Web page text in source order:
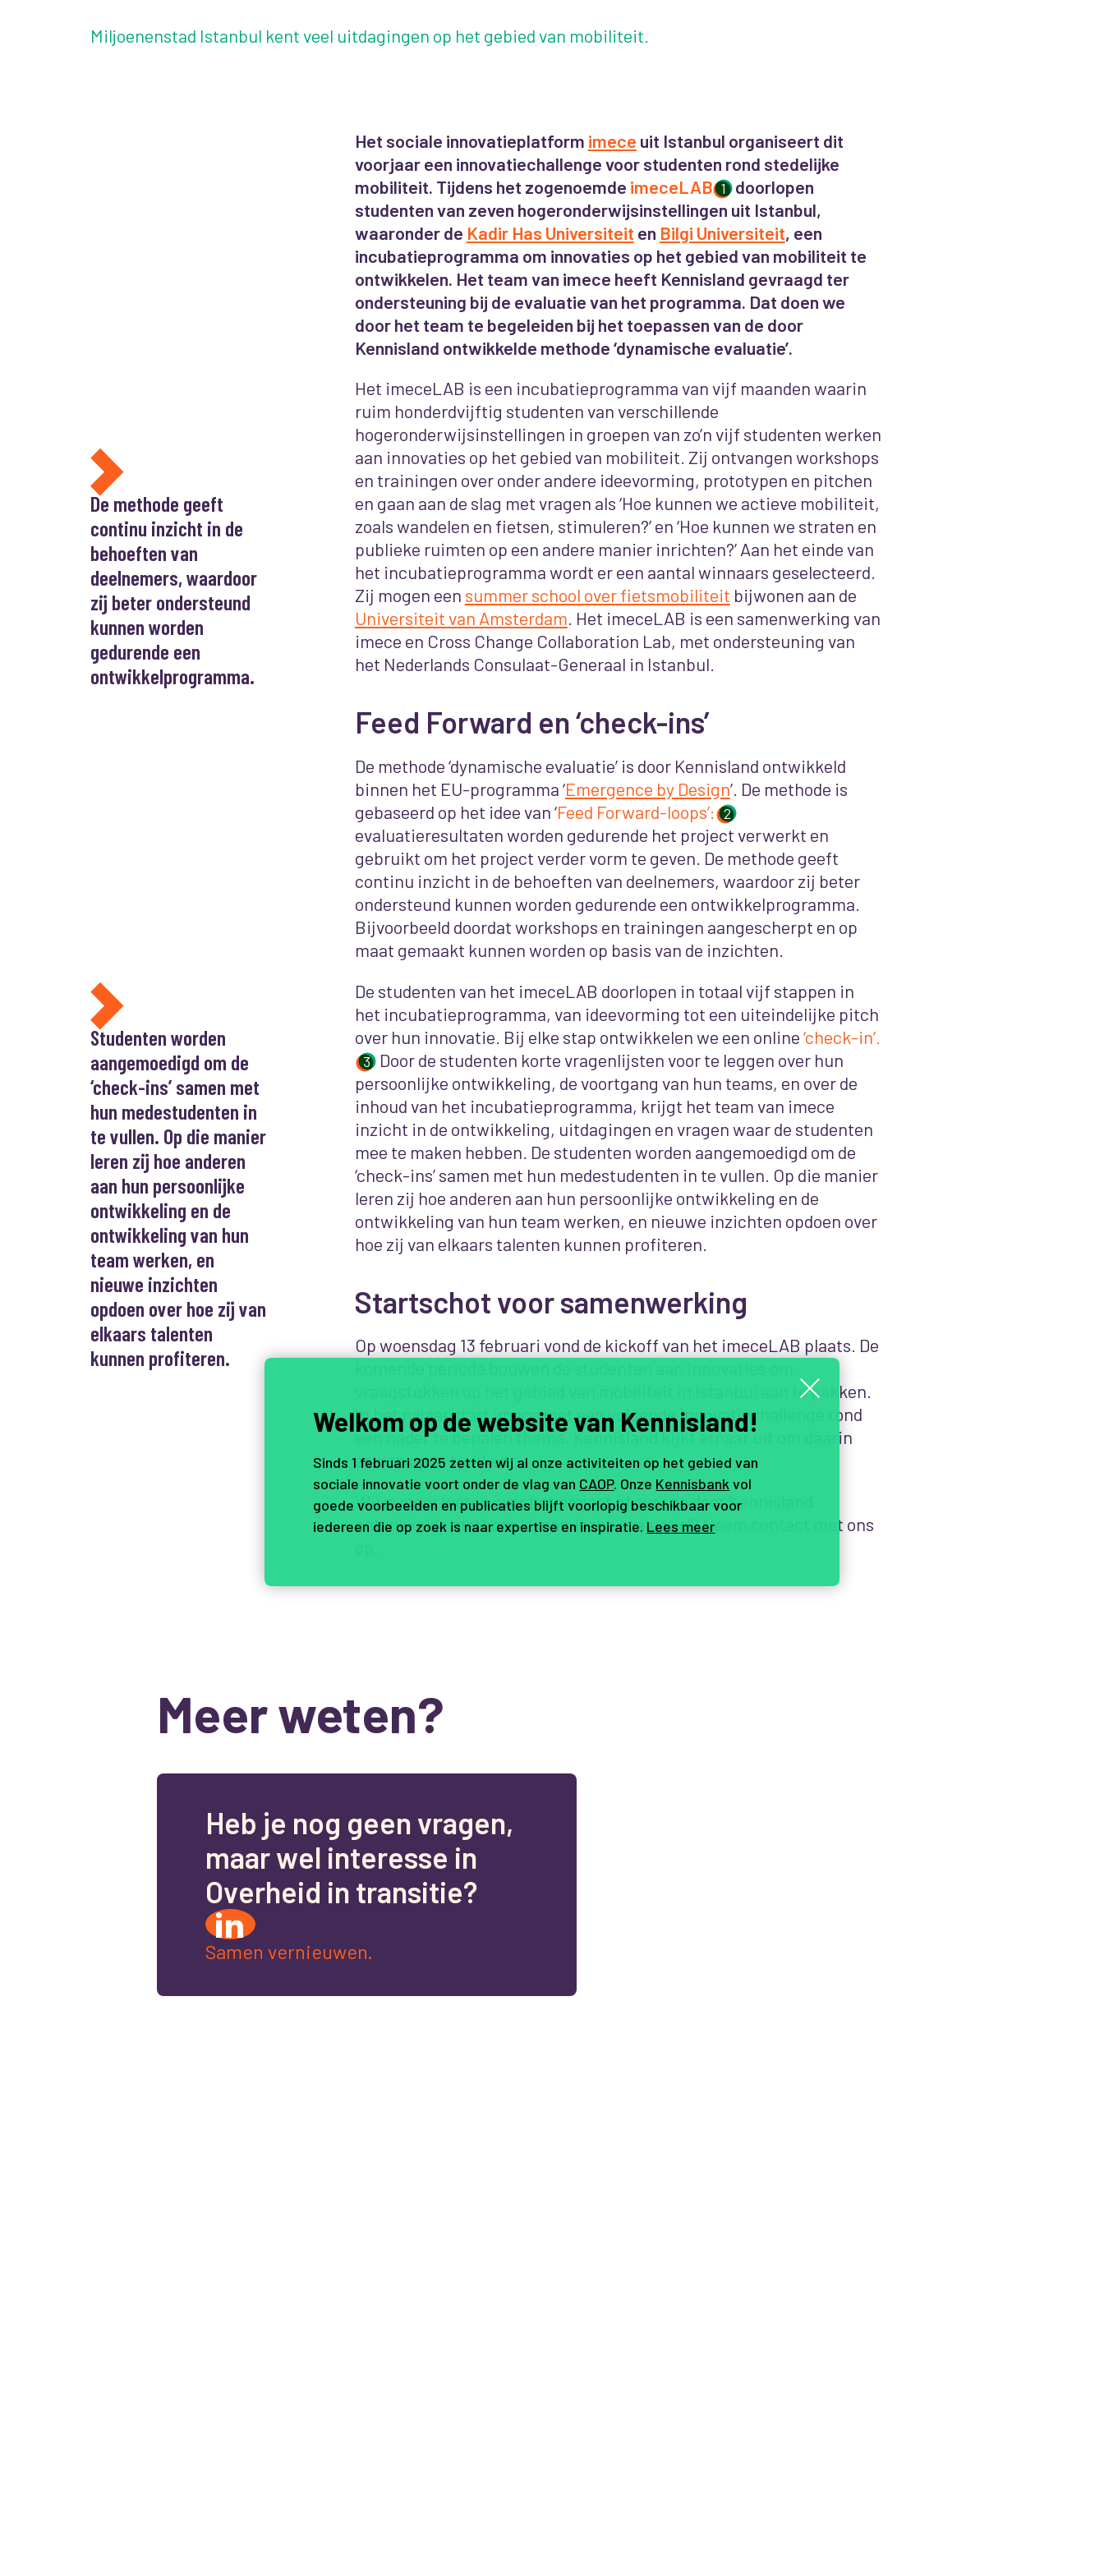
Miljoenenstad Istanbul kent veel uitdagingen op het gebied van mobiliteit.
Het sociale innovatieplatform imece uit Istanbul organiseert dit
voorjaar een innovatiechallenge voor studenten rond stedelijke
mobiliteit. Tijdens het zogenoemde imeceLAB 1 doorlopen
studenten van zeven hogeronderwijsinstellingen uit Istanbul,
waaronder de Kadir Has Universiteit en Bilgi Universiteit, een
incubatieprogramma om innovaties op het gebied van mobiliteit te
ontwikkelen. Het team van imece heeft Kennisland gevraagd ter
ondersteuning bij de evaluatie van het programma. Dat doen we
door het team te begeleiden bij het toepassen van de door
Kennisland ontwikkelde methode ‘dynamische evaluatie’.
Het imeceLAB is een incubatieprogramma van vijf maanden waarin
ruim honderdvijftig studenten van verschillende
hogeronderwijsinstellingen in groepen van zo’n vijf studenten werken
aan innovaties op het gebied van mobiliteit. Zij ontvangen workshops
en trainingen over onder andere ideevorming, prototypen en pitchen
en gaan aan de slag met vragen als ‘Hoe kunnen we actieve mobiliteit,
zoals wandelen en fietsen, stimuleren?’ en ‘Hoe kunnen we straten en
publieke ruimten op een andere manier inrichten?’ Aan het einde van
het incubatieprogramma wordt er een aantal winnaars geselecteerd.
Zij mogen een summer school over fietsmobiliteit bijwonen aan de
Universiteit van Amsterdam. Het imeceLAB is een samenwerking van
imece en Cross Change Collaboration Lab, met ondersteuning van
het Nederlands Consulaat-Generaal in Istanbul.
Feed Forward en ‘check-ins’
De methode ‘dynamische evaluatie’ is door Kennisland ontwikkeld
binnen het EU-programma ‘Emergence by Design’. De methode is
gebaseerd op het idee van ‘Feed Forward-loops’: 2
evaluatieresultaten worden gedurende het project verwerkt en
gebruikt om het project verder vorm te geven. De methode geeft
continu inzicht in de behoeften van deelnemers, waardoor zij beter
ondersteund kunnen worden gedurende een ontwikkelprogramma.
Bijvoorbeeld doordat workshops en trainingen aangescherpt en op
maat gemaakt kunnen worden op basis van de inzichten.
De studenten van het imeceLAB doorlopen in totaal vijf stappen in
het incubatieprogramma, van ideevorming tot een uiteindelijke pitch
over hun innovatie. Bij elke stap ontwikkelen we een online‘check-in’.
3 Door de studenten korte vragenlijsten voor te leggen over hun
persoonlijke ontwikkeling, de voortgang van hun teams, en over de
inhoud van het incubatieprogramma, krijgt het team van imece
inzicht in de ontwikkeling, uitdagingen en vragen waar de studenten
mee te maken hebben. De studenten worden aangemoedigd om de
‘check-ins’ samen met hun medestudenten in te vullen. Op die manier
leren zij hoe anderen aan hun persoonlijke ontwikkeling en de
ontwikkeling van hun team werken, en nieuwe inzichten opdoen over
hoe zij van elkaars talenten kunnen profiteren.
Startschot voor samenwerking
Op woensdag 13 februari vond de kickoff van het imeceLAB plaats. De
vraagstukken op het gebied van mobiliteit in Istanbul aan te pakken.
In het najaar start imece met een volgende innovatiechallenge rond
een nader te bepalen thema. Kennisland kijkt ernaar uit om daarin
samen op te trekken.
Wil je meer weten over het project of over de door Kennisland
ontwikkelde methode ‘dynamische evaluatie’? Neem contact met ons
De methode geeft
continu inzicht in de
behoeften van
deelnemers, waardoor
zij beter ondersteund
kunnen worden
gedurende een
ontwikkelprogramma.
Studenten worden
aangemoedigd om de
‘check-ins’ samen met
hun medestudenten in
te vullen. Op die manier
leren zij hoe anderen
aan hun persoonlijke
ontwikkeling en de
ontwikkeling van hun
team werken, en
nieuwe inzichten
opdoen over hoe zij van
elkaars talenten
kunnen profiteren.
Meer weten?
Heb je nog geen vragen,
maarwel interesse in
Overheid in transitie?
Samen vernieuwen.
Welkom op de website van Kennisland!
Sinds 1 februari 2025 zetten wij al onze activiteiten op het gebied van
sociale innovatie voort onder de vlag van CAOP. Onze Kennisbankvol
goede voorbeelden en publicaties blijft voorlopig beschikbaar voor
iedereen die op zoek is naar expertise en inspiratie. Lees meer